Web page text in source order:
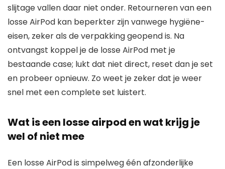
slijtage vallen daar niet onder. Retourneren van een
losse AirPod kan beperkter zijn vanwege hygiëne-
eisen, zeker als de verpakking geopend is. Na
ontvangst koppel je de losse AirPod met je
bestaande case; lukt dat niet direct, reset dan je set
en probeer opnieuw. Zo weet je zeker dat je weer
snel met een complete set luistert.
Wat is een losse airpod en wat krijg je
wel of niet mee
Een losse AirPod is simpelweg één afzonderlijke